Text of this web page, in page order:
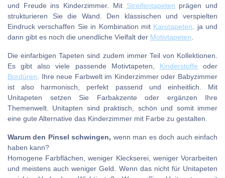
und Freude ins Kinderzimmer. Mit Streifentapeten prägen und
strukturieren Sie die Wand. Den klassischen und verspielten
Eindruck verschaffen Sie in Kombination mit Karotapeten . ja und
dann gibt es noch die unendliche Vielfalt der Motivtapeten
Die einfarbigen Tapeten sind zudem immer Teil von Kollektionen.
Es gibt also viele passende Motivtapeten, Kinderstoffe oder
Bordüren . Ihre neue Farbwelt im Kinderzimmer oder Babyzimmer
ist also harmonisch, perfekt passend und einheitlich. Mit
Unitapeten setzen Sie Farbakzente oder ergänzen Ihre
Themenwelt. Unitapten sind praktisch, schön und somit immer
eine gute Alternative das Kinderzimmer mit Farbe zu gestalten.
Warum den Pinsel schwingen, wenn man es doch auch einfach
haben kann?
Homogene Farbflächen, weniger Kleckserei, weniger Vorarbeiten
und meistens auch weniger Geld. Wenn das nicht für Unitapeten